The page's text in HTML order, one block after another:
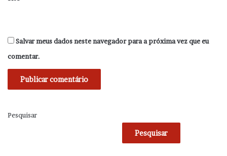
Salvar meus dados neste navegador para a próxima vez que eu
comentar.
Pesquisar
Pesquisar